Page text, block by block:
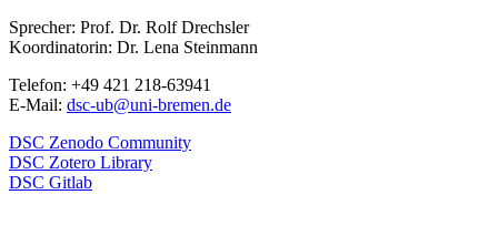
Sprecher: Prof. Dr. Rolf Drechsler
Koordinatorin: Dr. Lena Steinmann
Telefon: +49 421 218-63941
E-Mail: dsc-ub@uni-bremen.de
DSC Zenodo Community
DSC Zotero Library
DSC Gitlab